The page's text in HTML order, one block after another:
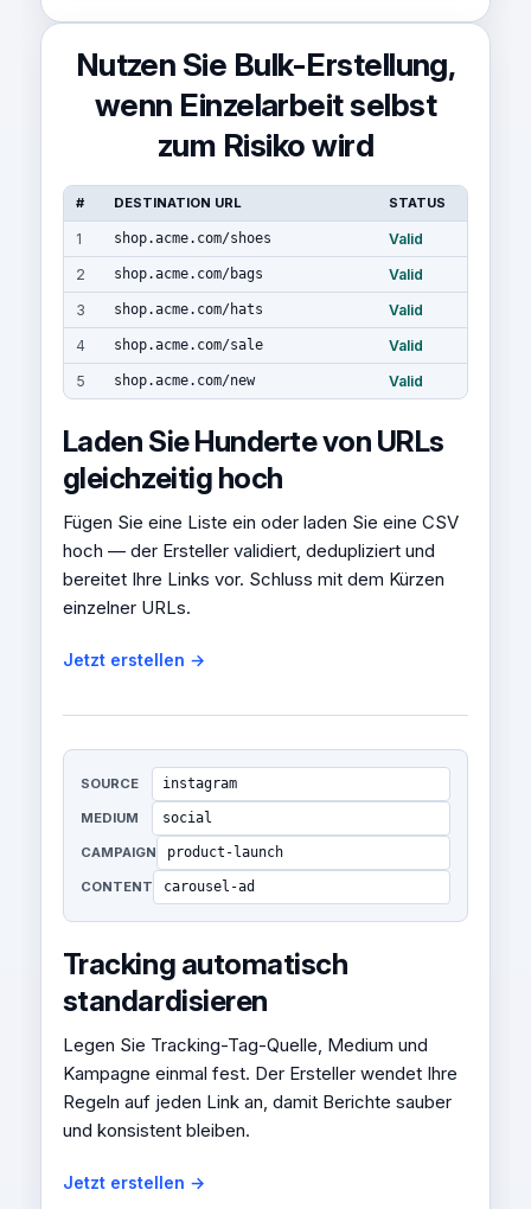
Nutzen Sie Bulk-Erstellung,
wenn Einzelarbeit selbst
zum Risiko wird
# DESTINATION URL STATUS
1 shop.acme.com/shoes
Valid
2
shop.acme.com/bags
Valid
3
shop.acme.com/hats
Valid
4
shop.acme.com/sale
Valid
5
shop.acme.com/new Valid
Laden Sie Hunderte von URLs
gleichzeitig hoch
Fügen Sie eine Liste ein oder laden Sie eine CSV
hoch — der Ersteller validiert, dedupliziert und
bereitet Ihre Links vor. Schluss mit dem Kürzen
einzelner URLs.
Jetzt erstellen →
SOURCE instagram
MEDIUM social
CAMPAIGN product-launch
CONTENT carousel-ad
Tracking automatisch
standardisieren
Legen Sie Tracking-Tag-Quelle, Medium und
Kampagne einmal fest. Der Ersteller wendet Ihre
Regeln auf jeden Link an, damit Berichte sauber
und konsistent bleiben.
Jetzt erstellen →